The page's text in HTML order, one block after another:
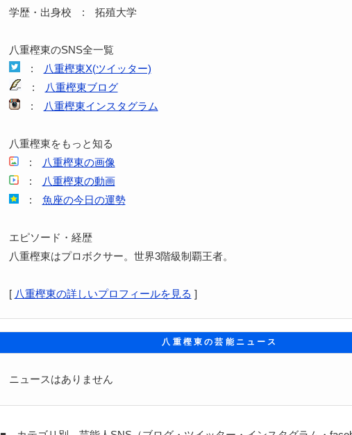
学歴・出身校 : 拓殖大学
八重樫東のSNS全一覧
:
八重樫東X(ツイッター)
:
八重樫東ブログ
:
八重樫東インスタグラム
八重樫東をもっと知る
:
八重樫東の画像
:
八重樫東の動画
: 魚座の今日の運勢
エピソード・経歴
八重樫東はプロボクサー。世界3階級制覇王者。
[ 八重樫東の詳しいプロフィールを見る ]
八重樫東の芸能ニュース
ニュースはありません